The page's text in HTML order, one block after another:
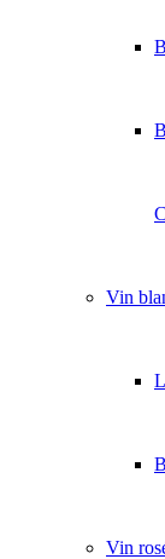
Vin
Vin